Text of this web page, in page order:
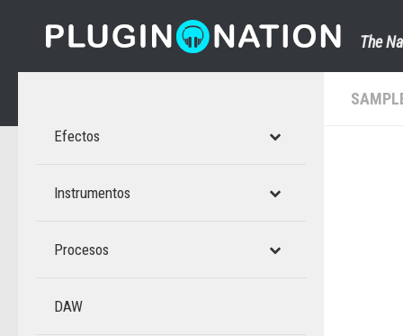
Saltar al contenido
The
Efectos
Instrumentos
Procesos
DAW